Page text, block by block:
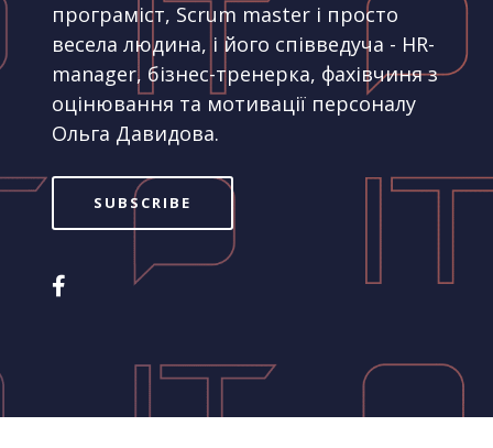
програміст, Scrum master і просто
весела людина, і його співведуча - HR-
manager, бізнес-тренерка, фахівчиня з
оцінювання та мотивації персоналу
Ольга Давидова.
SUBSCRIBE